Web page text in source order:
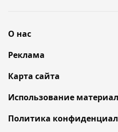
О нас
Реклама
Карта сайта
Использование
Политика